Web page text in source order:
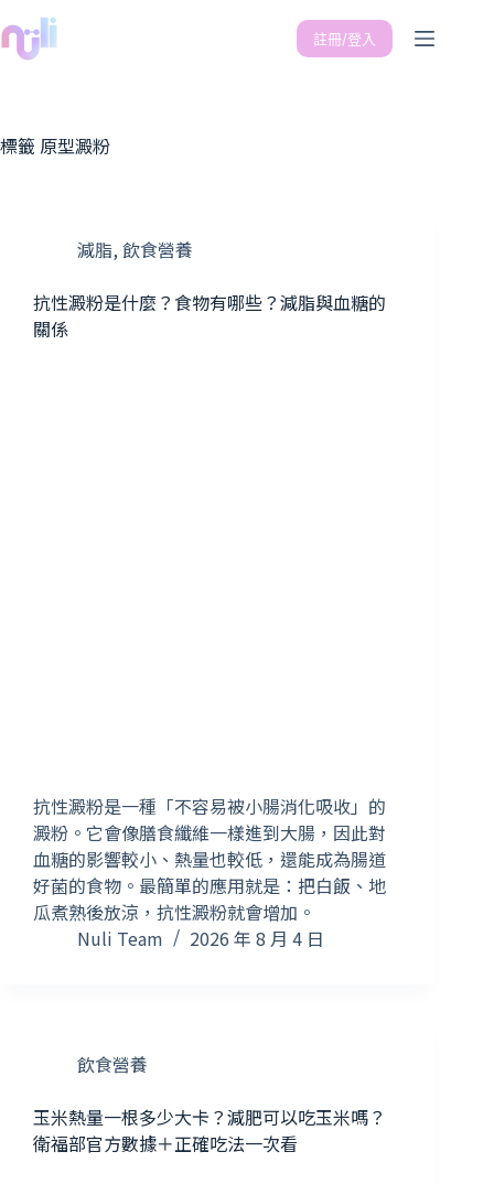
註冊/登入
標籤 原型澱粉
減脂, 飲食營養
抗性澱粉是什麼？食物有哪些？減脂與血糖的
關係
抗性澱粉是一種「不容易被小腸消化吸收」的
澱粉。它會像膳食纖維一樣進到大腸，因此對
血糖的影響較小、熱量也較低，還能成為腸道
好菌的食物。最簡單的應用就是：把白飯、地
瓜煮熟後放涼，抗性澱粉就會增加。
Nuli Team
2026 年 8 月 4 日
飲食營養
玉米熱量一根多少大卡？減肥可以吃玉米嗎？
衛福部官方數據＋正確吃法一次看